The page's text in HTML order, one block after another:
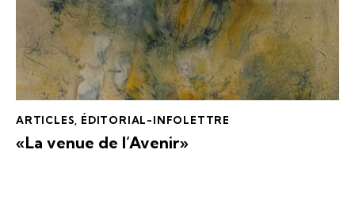
ARTICLES ÉDITORIAL-INFOLETTRE
«La venue de l’Avenir»